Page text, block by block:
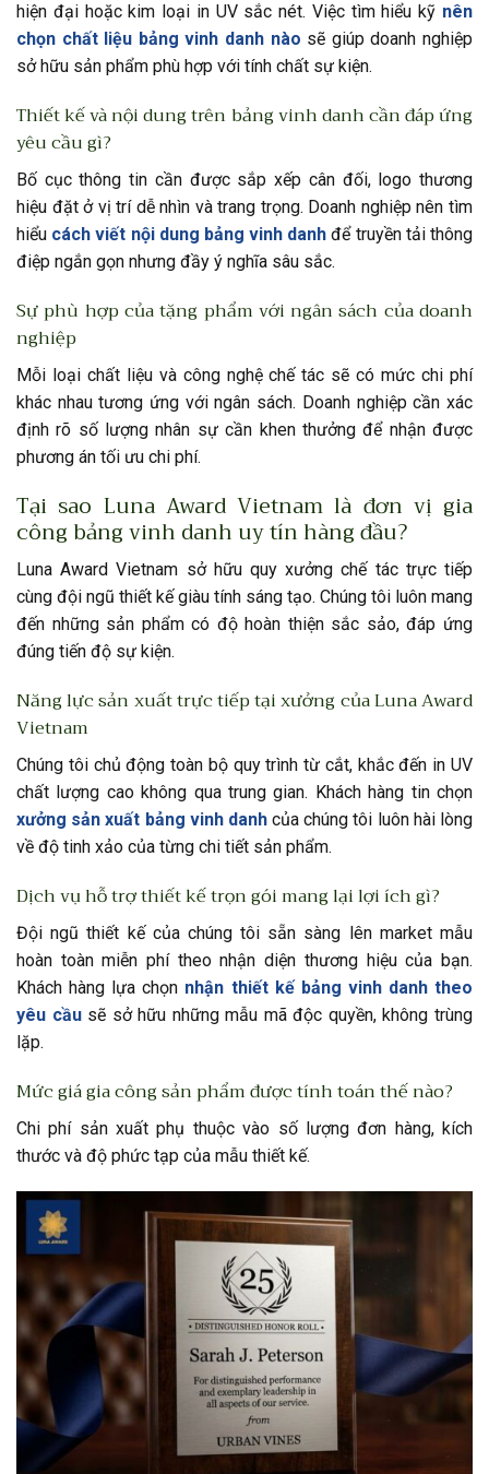
hiện đại hoặc kim loại in UV sắc nét. Việc tìm hiểu kỹ nên
chọn chất liệu bảng vinh danh nào sẽ giúp doanh nghiệp
sở hữu sản phẩm phù hợp với tính chất sự kiện.
Thiết kế và nội dung trên bảng vinh danh cần đáp ứng
yêu cầu gì?
Bố cục thông tin cần được sắp xếp cân đối, logo thương
hiệu đặt ở vị trí dễ nhìn và trang trọng. Doanh nghiệp nên tìm
hiểu cách viết nội dung bảng vinh danh để truyền tải thông
điệp ngắn gọn nhưng đầy ý nghĩa sâu sắc.
Sự phù hợp của tặng phẩm với ngân sách của doanh
nghiệp
Mỗi loại chất liệu và công nghệ chế tác sẽ có mức chi phí
khác nhau tương ứng với ngân sách. Doanh nghiệp cần xác
định rõ số lượng nhân sự cần khen thưởng để nhận được
phương án tối ưu chi phí.
Tại sao Luna Award Vietnam là đơn vị gia
công bảng vinh danh uy tín hàng đầu?
Luna Award Vietnam sở hữu quy xưởng chế tác trực tiếp
cùng đội ngũ thiết kế giàu tính sáng tạo. Chúng tôi luôn mang
đến những sản phẩm có độ hoàn thiện sắc sảo, đáp ứng
đúng tiến độ sự kiện.
Năng lực sản xuất trực tiếp tại xưởng của Luna Award
Vietnam
Chúng tôi chủ động toàn bộ quy trình từ cắt, khắc đến in UV
chất lượng cao không qua trung gian. Khách hàng tin chọn
xưởng sản xuất bảng vinh danhcủa chúng tôi luôn hài lòng
về độ tinh xảo của từng chi tiết sản phẩm.
Dịch vụ hỗ trợ thiết kế trọn gói mang lại lợi ích gì?
Đội ngũ thiết kế của chúng tôi sẵn sàng lên market mẫu
hoàn toàn miễn phí theo nhận diện thương hiệu của bạn.
Khách hàng lựa chọn nhận thiết kế bảng vinh danh theo
yêu cầusẽ sở hữu những mẫu mã độc quyền, không trùng
lặp.
Mức giá gia công sản phẩm được tính toán thế nào?
Chi phí sản xuất phụ thuộc vào số lượng đơn hàng, kích
thước và độ phức tạp của mẫu thiết kế.